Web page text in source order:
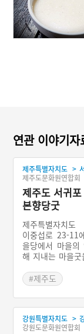
연관 이야기
제주특별자치도 >
제주도문화원연합회
제주도 서귀
본향당굿
제주특별자치도
이중섭로 23-11
을당에서 마을의
해 지내는 마을
되는 규모의 슬레
로 되어 있다. 당
목인 큰 팽나무
래는 이 신목만
나중에 당집을 지
#제주도
#제주도 마을이
강원특별자치도 >
강원도문화원연합회